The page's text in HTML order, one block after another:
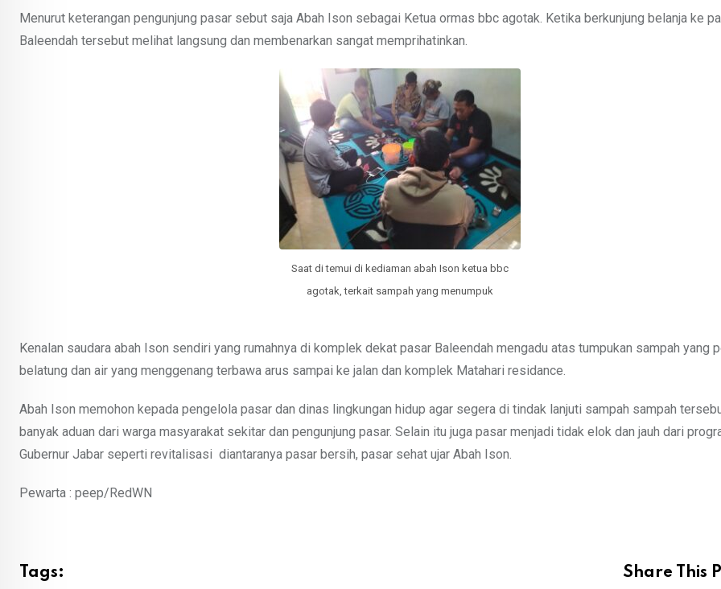
Menurut keterangan pengunjung pasar sebut saja Abah Ison sebagai Ketua ormas bbc agotak. Ketika berkunjung belanja ke
Baleendah tersebut melihat langsung dan membenarkan sangat memprihatinkan.
Saat di temui di kediaman abah Ison ketua bbc
agotak, terkait sampah yang menumpuk
Kenalan saudara abah Ison sendiri yang rumahnya di komplek dekat pasar Baleendah mengadu atas tumpukan sampah yang
belatung dan air yang menggenang terbawa arus sampai ke jalan dan komplek Matahari residance.
Abah Ison memohon kepada pengelola pasar dan dinas lingkungan hidup agar segera di tindak lanjuti sampah sampah
banyak aduan dari warga masyarakat sekitar dan pengunjung pasar. Selain itu juga pasar menjadi tidak elok dan jauh dari
Gubernur Jabar seperti revitalisasi diantaranya pasar bersih, pasar sehat ujar Abah Ison.
Pewarta : peep/RedWN
Tags: Share This